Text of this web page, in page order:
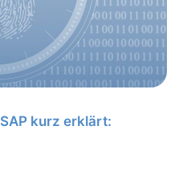
SAP kurz erklärt: